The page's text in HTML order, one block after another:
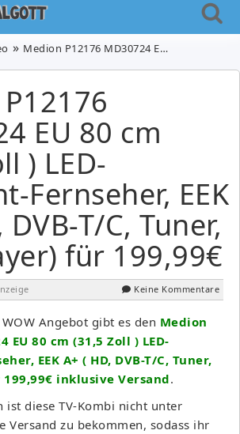
Medion P12176 MD30724 EU 80 cm (31,5 Zoll ) LED-Backlight-Fernseher, EEK A+ ( HD, DVB-T/C, Tuner, DVD-Player) für 199,99€
EU 80 cm
) LED-
Fernseher, EEK
DVB-T/C, Tuner,
für 199,99€
Keine Kommentare
Angebot gibt es den Medion
EU 80 cm (31,5 Zoll ) LED-
EEK A+ ( HD, DVB-T/C, Tuner,
199,99€ inklusive Versand.
ist diese TV-Kombi nicht unter
Versand zu bekommen, sodass ihr